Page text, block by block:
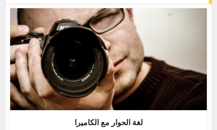
لغة الحوار مع الكاميرا